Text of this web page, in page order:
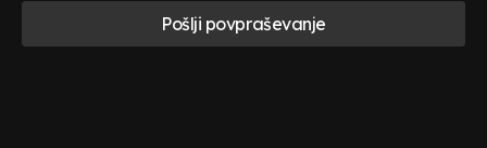
Pošlji povpraševanje